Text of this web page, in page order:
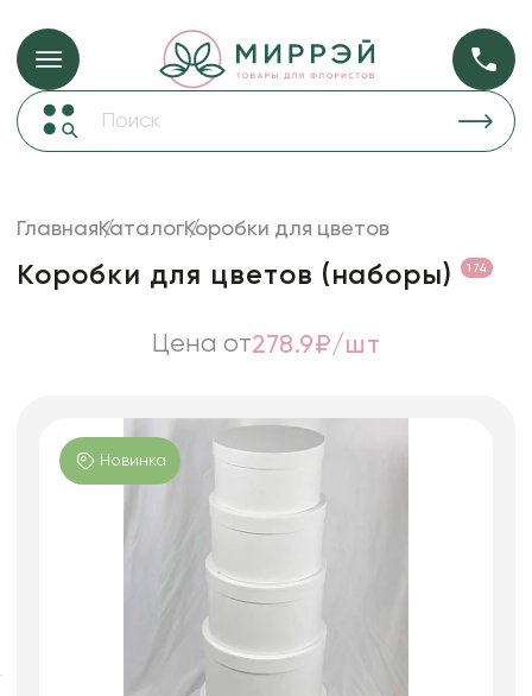
Упаковка для цветов и подарков Упаковка для
Пленка
прозрачная
Декор для дома
Искусственные цветы и растения
ГлавнаяКаталогКоробки для цветов
Коробки для цветов (наборы) 174
Цена от278.9₽/шт
Новинка